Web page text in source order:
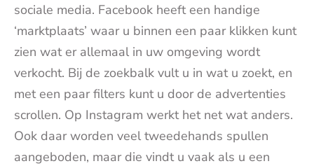
sociale media. Facebook heeft een handige
‘marktplaats’ waar u binnen een paar klikken kunt
zien wat er allemaal in uw omgeving wordt
verkocht. Bij de zoekbalk vult u in wat u zoekt, en
met een paar filters kunt u door de advertenties
scrollen. Op Instagram werkt het net wat anders.
Ook daar worden veel tweedehands spullen
aangeboden, maar die vindt u vaak als u een